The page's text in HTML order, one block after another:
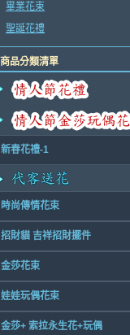
畢業花束
聖誕花禮
商品分類清單
新春花禮-1
時尚傳情花束
招財貓 吉祥招財擺件
金莎花束
娃娃玩偶花束
金莎+ 索拉永生花+玩偶